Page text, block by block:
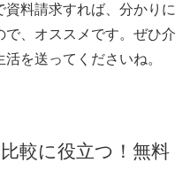
料請求すれば、分かりに
で、オススメです。ぜひ介
を送ってくださいね。
較に役立つ！無料